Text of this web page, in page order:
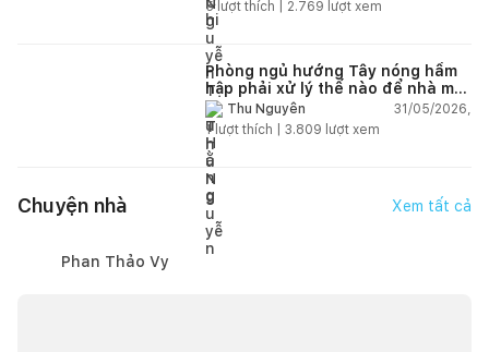
5lượt thích | 2.769 lượt xem
Phòng ngủ hướng Tây nóng hầm
hập phải xử lý thế nào để nhà mát
hơn?Thu Nguyễn
31/05/2026,
1lượt thích | 3.809 lượt xem
Chuyện nhà Xem tất cả
Phan Thảo Vy